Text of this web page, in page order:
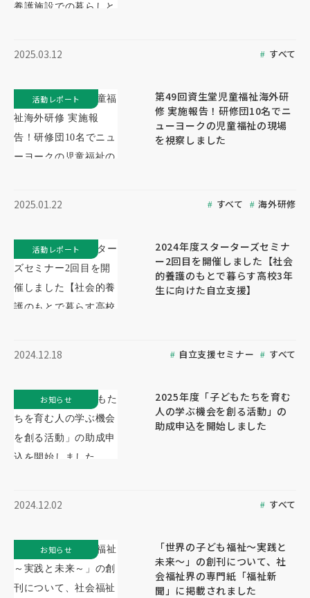
2025.03.12 すべて
第49回資生堂児童福祉海外研
修 実施報告！研修団10名でニ
ューヨークの児童福祉の現場
を視察しました
2025.01.22 すべて 海外研修
活動レポート
2024年度スターターズセミナ
ー2回目を開催しました【社会
的養護のもとで暮らす高校3年
生に向けた自立支援】
2024.12.18 自立支援セミナー すべて
活動レポート
2025年度「子どもたちを育む
人の学ぶ機会を創る活動」の
助成申込を開始しました
2024.12.02 すべて
お知らせ
「世界の子ども福祉～実践と
未来～」の創刊について、社
会福祉界の専門紙「福祉新
聞」に掲載されました
お知らせ